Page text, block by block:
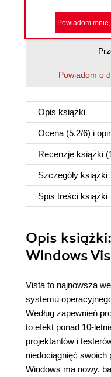
Powiadom
Powiadom o
Opis książki
Ocena (5.2/6) i
Recenzje książki
Szczegóły książki
Spis treści książki
Opis książki
Windows
Vista to najnowsza
systemu
Według zapewnień
to efekt ponad 10-
projektantów i
niedociągnięć swoich
Windows ma nowy,